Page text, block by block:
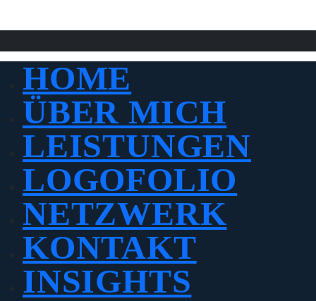
HOME
ÜBER MICH
LEISTUNGEN
LOGOFOLIO
NETZWERK
KONTAKT
INSIGHTS